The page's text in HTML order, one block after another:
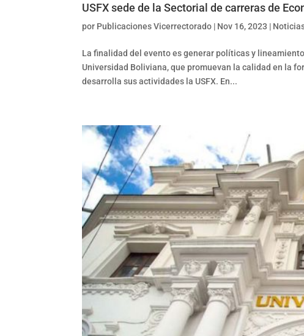
USFX sede de la Sectorial de carreras de
por Publicaciones Vicerrectorado | Nov 16, 2023 |
La finalidad del evento es generar políticas y
Universidad Boliviana, que promuevan la calidad en la
desarrolla sus actividades la USFX. En...